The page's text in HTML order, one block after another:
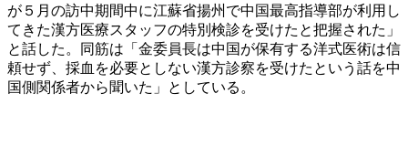
が５月の訪中期間中に江蘇省揚州で中国最高指導部が利用し
てきた漢方医療スタッフの特別検診を受けたと把握された」
と話した。同筋は「金委員長は中国が保有する洋式医術は信
頼せず、採血を必要としない漢方診察を受けたという話を中
国側関係者から聞いた」としている。